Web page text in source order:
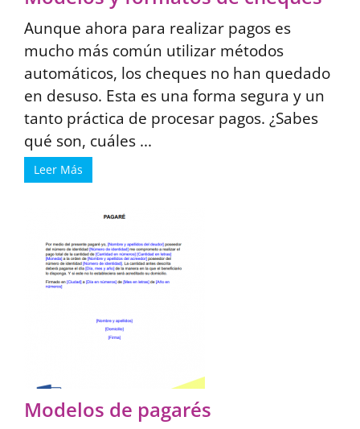
Aunque ahora para realizar pagos es
mucho más común utilizar métodos
automáticos, los cheques no han quedado
en desuso. Esta es una forma segura y un
tanto práctica de procesar pagos. ¿Sabes
qué son, cuáles ...
Leer Más
Modelos de pagarés